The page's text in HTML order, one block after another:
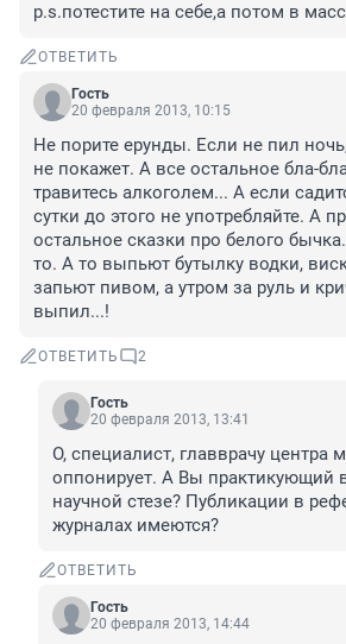
p.s.потестите на себе,а потом в
ОТВЕТИТЬ
Гость
20 февраля 2013, 10:15
Не порите ерунды. Если не пил
не покажет. А все остальное бла-
травитесь алкоголем... А если
сутки до этого не употребляйте. А
остальное сказки про белого
то. А то выпьют бутылку водки,
запьют пивом, а утром за руль и
выпил...!
ОТВЕТИТЬ 2
Гость
20 февраля 2013, 13:41
О, специалист, главврачу центра
оппонирует. А Вы практикующий
научной стезе? Публикации в
журналах имеются?
ОТВЕТИТЬ
Гость
20 февраля 2013, 14:44